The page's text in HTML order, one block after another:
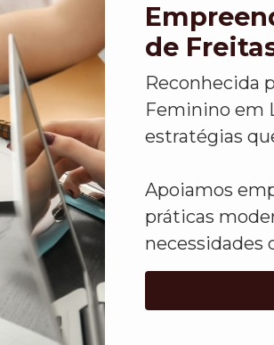
de
Reconhecida
Feminino em
estratégias
Apoiamos
práticas
necessidades